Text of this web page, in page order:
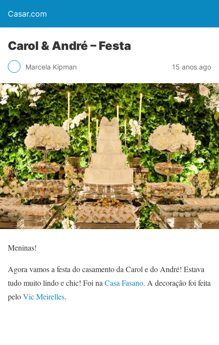
Casar.com
Carol & André – Festa
Marcela Kipman 15 anos ago
Meninas!
Agora vamos a festa do casamento da Carol e do André! Estava
tudo muito lindo e chic! Foi na Casa Fasano. A decoração foi feita
peloVic Meirelles.